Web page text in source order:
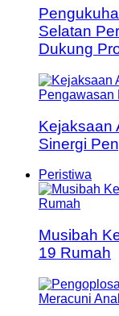
Selatan
Dukung
Kejaksaan
Sinergi
Peristiwa
Musibah
19 Rumah